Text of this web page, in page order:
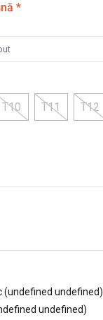
*
T10 T11 T12
(undefined undefined)
undefined)